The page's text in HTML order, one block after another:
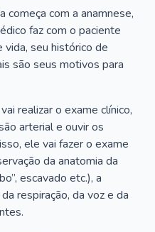
com a anamnese,
faz com o paciente
vida, seu histórico de
são seus motivos para
realizar o exame clínico,
arterial e ouvir os
ele vai fazer o exame
da anatomia da
escavado etc.), a
respiração, da voz e da